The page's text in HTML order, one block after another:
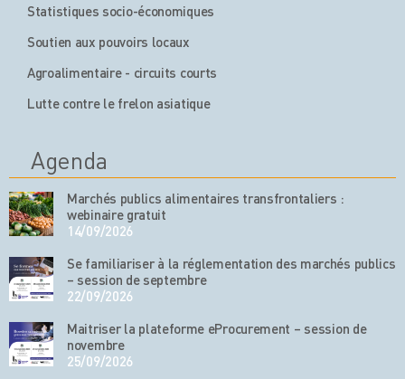
Statistiques socio-économiques
Soutien aux pouvoirs locaux
Agroalimentaire - circuits courts
Lutte contre le frelon asiatique
Agenda
Marchés publics alimentaires transfrontaliers :
webinaire gratuit
14/09/2026
Se familiariser à la réglementation des marchés publics
– session de septembre
22/09/2026
Maitriser la plateforme eProcurement – session de
novembre
25/09/2026